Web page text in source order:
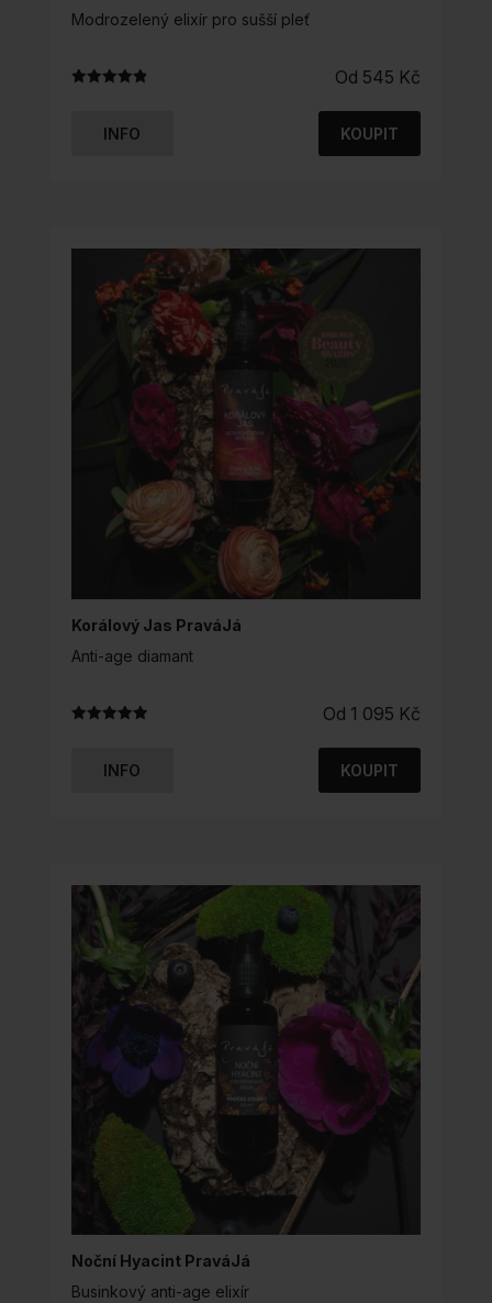
Modrozelený elixír pro sušší pleť
Od 545 Kč
INFO KOUPIT
TENTO
MOŽNOSTI
PRODUKTU
Korálový Jas PraváJá
Anti-age diamant
Od 1 095 Kč
INFO KOUPIT
TENTO
VARIANT.
MOŽNOSTI
LZE
VYBRAT
NA
STRÁNCE
PRODUKTU
Noční Hyacint PraváJá
Businkový anti-age elixír